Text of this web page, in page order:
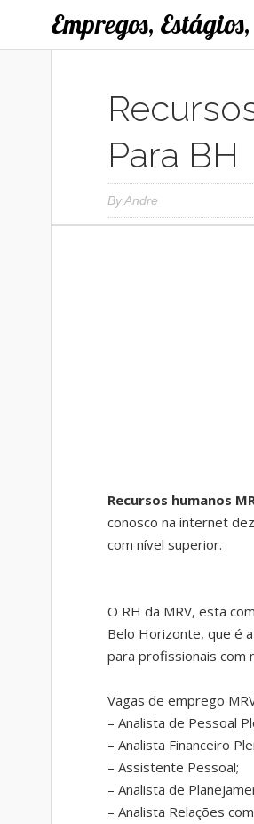
Empregos,
Para BH
ByAndre
Recursos humanos
conosco na internet
com nível superior.
O RH da MRV, esta
Belo Horizonte, que é
para profissionais com
Vagas de emprego
– Analista de Pessoal
– Analista Financeiro
– Assistente Pessoal;
– Analista de
– Analista Relações